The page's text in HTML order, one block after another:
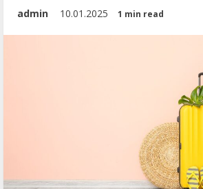
admin 10.01.2025 1 min read